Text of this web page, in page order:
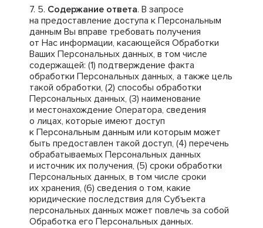
Содержание ответа. В запросе
на предоставление доступа к Персональным
данным Вы вправе требовать получения
от Нас информации, касающейся Обработки
Ваших Персональных данных, в том числе
содержащей: (1) подтверждение факта
обработки Персональных данных, а также цель
такой обработки, (2) способы обработки
Персональных данных, (3) наименование
и местонахождение Оператора, сведения
о лицах, которые имеют доступ
к Персональным данным или которым может
быть предоставлен такой доступ, (4) перечень
обрабатываемых Персональных данных
и источник их получения, (5) сроки обработки
Персональных данных, в том числе сроки
их хранения, (6) сведения о том, какие
юридические последствия для Субъекта
персональных данных может повлечь за собой
Обработка его Персональных данных.